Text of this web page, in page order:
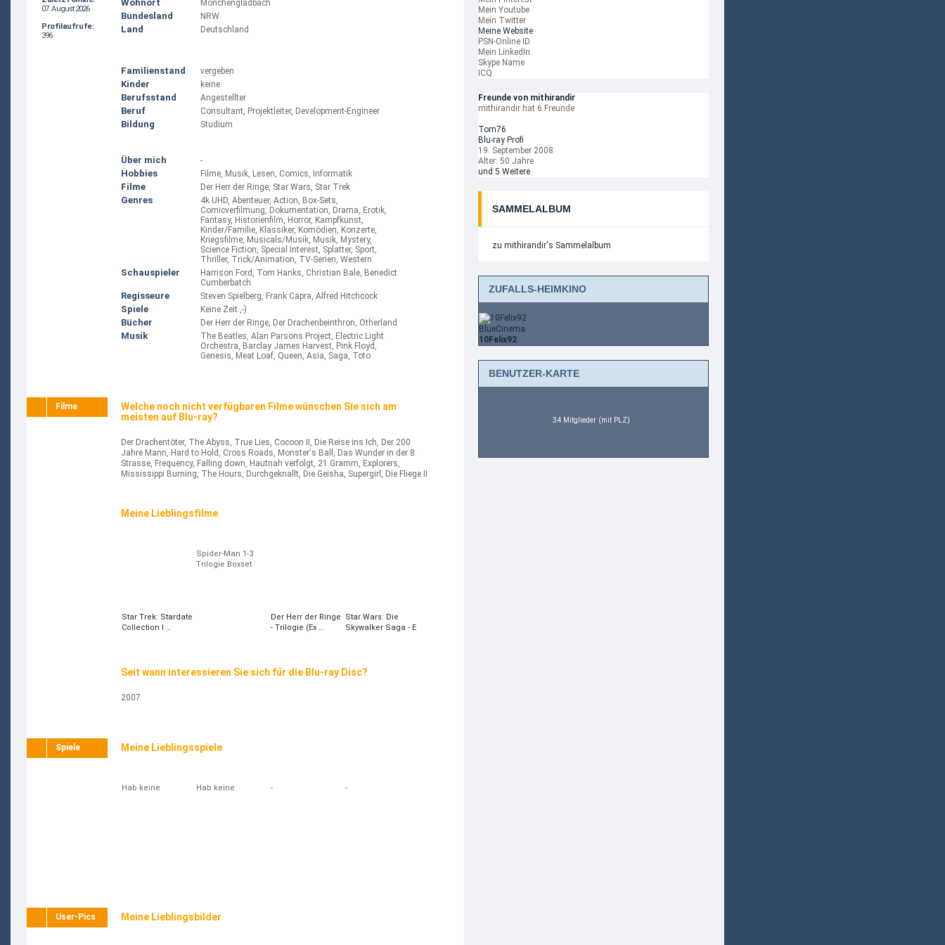
07. August 2026
Profilaufrufe:
396
Wohnort Mönchengladbach
Bundesland NRW
Land Deutschland
Familienstand vergeben
Kinder keine
Berufsstand Angestellter
Beruf Consultant, Projektleiter, Development-Engineer
Bildung Studium
Über mich -
Hobbies Filme, Musik, Lesen, Comics, Informatik
Filme Der Herr der Ringe, Star Wars, Star Trek
Genres
4k UHD, Abenteuer, Action, Box-Sets,
Comicverfilmung, Dokumentation, Drama, Erotik,
Fantasy, Historienfilm, Horror, Kampfkunst,
Kinder/Familie, Klassiker, Komödien, Konzerte,
Kriegsfilme, Musicals/Musik, Musik, Mystery,
Science Fiction, Special Interest, Splatter, Sport,
Thriller, Trick/Animation, TV-Serien, Western
Schauspieler
Harrison Ford, Tom Hanks, Christian Bale, Benedict
Cumberbatch
Regisseure Steven Spielberg, Frank Capra, Alfred Hitchcock
Spiele Keine Zeit ,-)
Bücher Der Herr der Ringe, Der Drachenbeinthron, Otherland
Musik
The Beatles, Alan Parsons Project, Electric Light
Orchestra, Barclay James Harvest, Pink Floyd,
Genesis, Meat Loaf, Queen, Asia, Saga, Toto
Filme
Welche noch nicht verfügbaren Filme wünschen Sie sich am
meisten auf Blu-ray?
Der Drachentöter, The Abyss, True Lies, Cocoon II, Die Reise ins Ich, Der 200
Jahre Mann, Hard to Hold, Cross Roads, Monster's Ball, Das Wunder in der 8.
Strasse, Frequency, Falling down, Hautnah verfolgt, 21 Gramm, Explorers,
Mississippi Burning, The Hours, Durchgeknallt, Die Geisha, Supergirl, Die Fliege II
Meine Lieblingsfilme
Star Trek: Stardate
Collection I …
Spider-Man 1-3
Trilogie Boxset
Der Herr der Ringe
- Trilogie (Ex …
Star Wars: Die
Skywalker Saga - E
Seit wann interessieren Sie sich für die Blu-ray Disc?
2007
Spiele Meine Lieblingsspiele
Hab keine Hab keine - -
User-Pics Meine Lieblingsbilder
Mein Youtube
Mein Twitter
Meine Website
PSN-Online ID
Mein LinkedIn
Skype Name
ICQ
Freunde von mithirandir
mithirandir hat 6 Freunde
Tom76
Blu-ray Profi
19. September 2008
Alter: 50 Jahre
und 5 Weitere
SAMMELALBUM
zu mithirandir's Sammelalbum
ZUFALLS-HEIMKINO
BlueCinema
10Felix92
BENUTZER-KARTE
34 Mitglieder (mit PLZ)